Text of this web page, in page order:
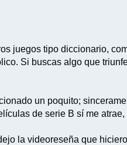
juegos tipo diccionario,
Si buscas algo que
un poquito;
de serie B sí me
la videoreseña que